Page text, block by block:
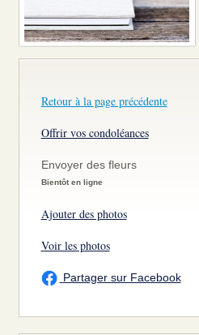
Retour à la page précédente
Offrir vos condoléances
Envoyer des fleurs
Bientôt en ligne
Ajouter des photos
Voir les photos
Partager sur Facebook